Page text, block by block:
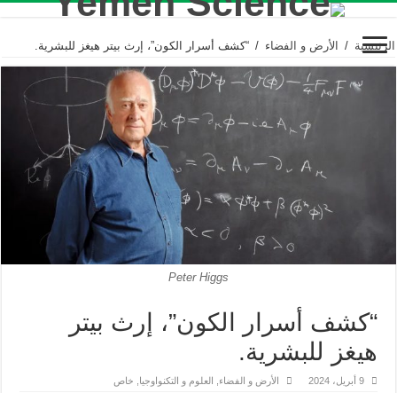
الرئيسية / الأرض و الفضاء / “كشف أسرار الكون”، إرث بيتر هيغز للبشرية.
Peter Higgs
“كشف أسرار الكون”، إرث بيتر
هيغز للبشرية.
9 أبريل، 2024 الأرض و الفضاء العلوم و التكنواوجيا خاص